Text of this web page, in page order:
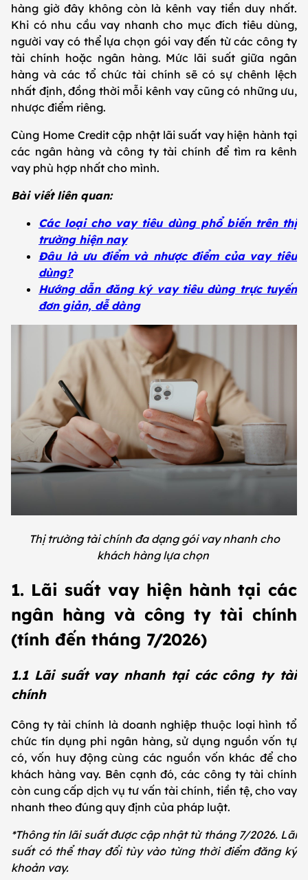
hàng giờ đây không còn là kênh vay tiền duy nhất.
Khi có nhu cầu vay nhanh cho mục đích tiêu dùng,
người vay có thể lựa chọn gói vay đến từ các công ty
tài chính hoặc ngân hàng. Mức lãi suất giữa ngân
hàng và các tổ chức tài chính sẽ có sự chênh lệch
nhất định, đồng thời mỗi kênh vay cũng có những ưu,
nhược điểm riêng.
Cùng Home Credit cập nhật lãi suất vay hiện hành tại
các ngân hàng và công ty tài chính để tìm ra kênh
vay phù hợp nhất cho mình.
Bài viết liên quan:
Các loại cho vay tiêu dùng phổ biến trên thị
trường hiện nay
Đâu là ưu điểm và nhược điểm của vay tiêu
dùng?
Hướng dẫn đăng ký vay tiêu dùng trực tuyến
đơn giản, dễ dàng
Thị trường tài chính đa dạng gói vay nhanh cho
khách hàng lựa chọn
1. Lãi suất vay hiện hành tại các
ngân hàng và công ty tài chính
(tính đến tháng 7/2026)
1.1 Lãi suất vay nhanh tại các công ty tài
chính
Công ty tài chính là doanh nghiệp thuộc loại hình tổ
chức tín dụng phi ngân hàng, sử dụng nguồn vốn tự
có, vốn huy động cùng các nguồn vốn khác để cho
khách hàng vay. Bên cạnh đó, các công ty tài chính
còn cung cấp dịch vụ tư vấn tài chính, tiền tệ, cho vay
nhanh theo đúng quy định của pháp luật.
*Thông tin lãi suất được cập nhật từ tháng 7/2026. Lãi
suất có thể thay đổi tùy vào từng thời điểm đăng ký
khoản vay.